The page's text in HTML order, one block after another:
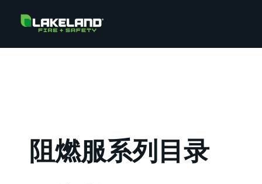
阻燃服系列目录